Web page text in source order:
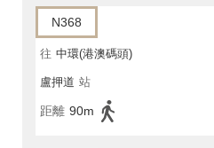
N368
往 中環(港澳碼頭)
盧押道 站
距離 90m